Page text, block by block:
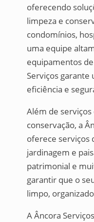
oferecendo
limpeza e
condomínios,
uma equipe
equipamentos
Serviços garante
eficiência e
Além de
conservação, a
oferece serviços
jardinagem e
patrimonial e
garantir que o
limpo,
A Âncora